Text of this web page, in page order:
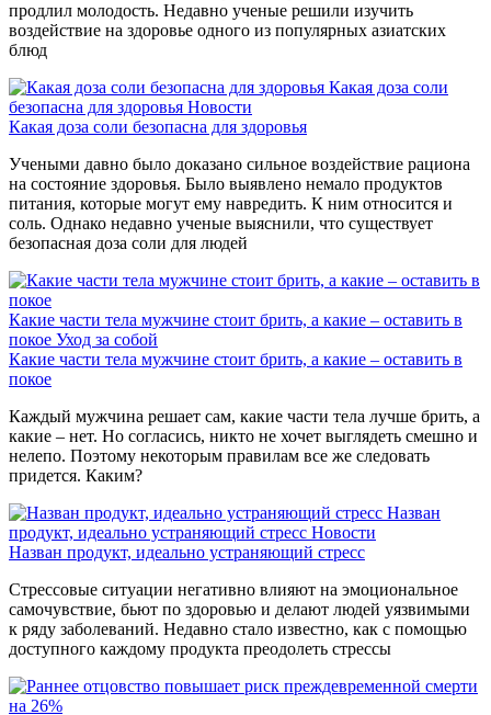
продлил молодость. Недавно ученые решили изучить
воздействие на здоровье одного из популярных азиатских
блюд
Какая доза соли
безопасна для здоровья Новости
Какая доза соли безопасна для здоровья
Учеными давно было доказано сильное воздействие рациона
на состояние здоровья. Было выявлено немало продуктов
питания, которые могут ему навредить. К ним относится и
соль. Однако недавно ученые выяснили, что существует
безопасная доза соли для людей
Какие части тела мужчине стоит брить, а какие – оставить в
покое Уход за собой
Какие части тела мужчине стоит брить, а какие – оставить в
покое
Каждый мужчина решает сам, какие части тела лучше брить, а
какие – нет. Но согласись, никто не хочет выглядеть смешно и
нелепо. Поэтому некоторым правилам все же следовать
придется. Каким?
Назван
продукт, идеально устраняющий стресс Новости
Назван продукт, идеально устраняющий стресс
Стрессовые ситуации негативно влияют на эмоциональное
самочувствие, бьют по здоровью и делают людей уязвимыми
к ряду заболеваний. Недавно стало известно, как с помощью
доступного каждому продукта преодолеть стрессы